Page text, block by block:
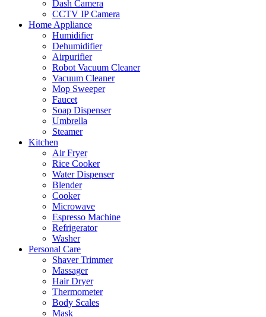
Dash Camera
CCTV IP Camera
Home Appliance
Humidifier
Dehumidifier
Airpurifier
Robot Vacuum Cleaner
Vacuum Cleaner
Mop Sweeper
Faucet
Soap Dispenser
Umbrella
Steamer
Kitchen
Air Fryer
Rice Cooker
Water Dispenser
Blender
Cooker
Microwave
Espresso Machine
Refrigerator
Washer
Personal Care
Shaver Trimmer
Massager
Hair Dryer
Thermometer
Body Scales
Mask